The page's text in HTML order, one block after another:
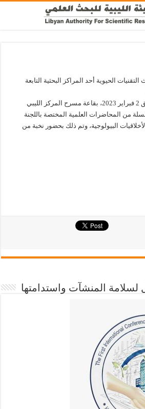
الحيوية أحد المراكز البحثية التابعة
عقدت يوم الخميس الموافق 2 فبراير 2023، بقاعة مسرح المركز الليبي
من المحاضرات العلمية المختصة باللجنة
البيولوجية، وتم ذلك بحضور نخبة من
لسلامة المنشآت واستدامتها